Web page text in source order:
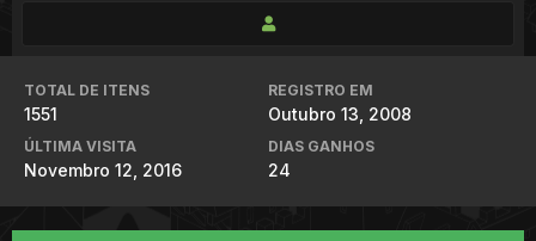
TOTAL DE ITENS
1551
REGISTRO EM
Outubro 13, 2008
ÚLTIMA VISITA
Novembro 12, 2016
DIAS GANHOS
24